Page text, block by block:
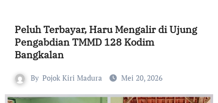
Peluh Terbayar, Haru Mengalir di Ujung
Pengabdian TMMD 128 Kodim
Bangkalan
By Pojok Kiri Madura Mei 20, 2026